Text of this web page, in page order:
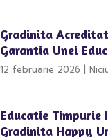
Gradinita
Garantia Unei
12 februarie 2026
Educatie Timpurie
Gradinita Happy